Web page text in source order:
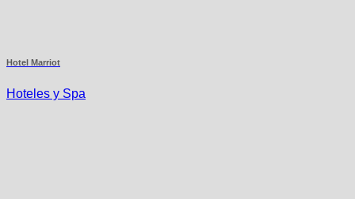
Hotel Marriot
Hoteles y Spa